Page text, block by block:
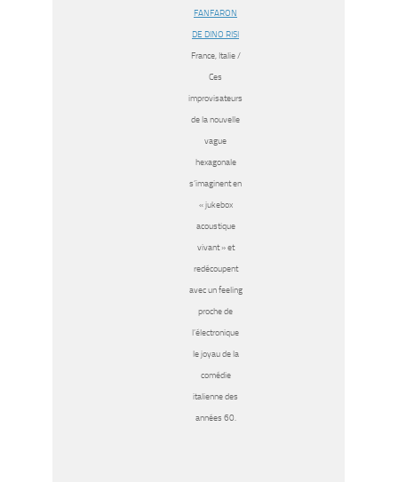
FANFARON
DE DINO RISI
France, Italie /
Ces
improvisateurs
de la nouvelle
vague
hexagonale
s’imaginent en
« jukebox
acoustique
vivant » et
redécoupent
avec un feeling
proche de
l’électronique
le joyau de la
comédie
italienne des
années 60.